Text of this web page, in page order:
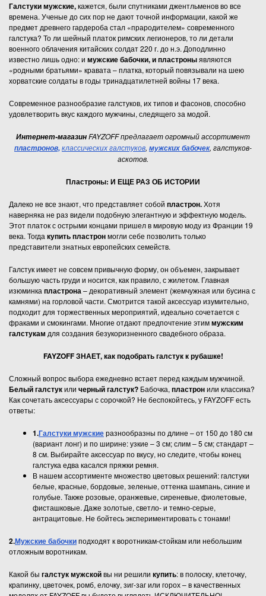
Галстуки мужские,кажется, были спутниками джентльменов во все
времена. Ученые до сих пор не дают точной информации, какой же
предмет древнего гардероба стал «прародителем» современного
галстука? То ли шейный платок римских легионеров, то ли детали
военного облачения китайских солдат 220 г. до н.э. Доподлинно
известно лишь одно: и мужские бабочки, и пластроныявляются
«родными братьями» кравата – платка, который повязывали на шею
хорватские солдаты в годы тринадцатилетней войны 17 века.
Современное разнообразие галстуков, их типов и фасонов, способно
удовлетворить вкус каждого мужчины, следящего за модой.
Интернет-магазинFAYZOFF предлагает огромный ассортимент
пластронов,классических галстуков, мужских бабочек, галстуков-
аскотов.
Пластроны: И ЕЩЕ РАЗ ОБ ИСТОРИИ
Далеко не все знают, что представляет собой пластрон.Хотя
наверняка не раз видели подобную элегантную и эффектную модель.
Этот платок с острыми концами пришел в мировую моду из Франции 19
века. Тогда купить пластронмогли себе позволить только
представители знатных европейских семейств.
Галстук имеет не совсем привычную форму, он объемен, закрывает
большую часть груди и носится, как правило, с жилетом. Главная
изюминка пластрона– декоративный элемент (жемчужная или бусина с
камнями) на горловой части. Смотрится такой аксессуар изумительно,
подходит для торжественных мероприятий, идеально сочетается с
фраками и смокингами. Многие отдают предпочтение этиммужским
галстукам для создания безукоризненного свадебного образа.
FAYZOFF ЗНАЕТ, как подобрать галстук к рубашке!
Сложный вопрос выбора ежедневно встает перед каждым мужчиной.
Белый галстукили черный галстук? Бабочка, пластронили классика?
Как сочетать аксессуары с сорочкой? Не беспокойтесь, у FAYZOFF есть
ответы:
1.Галстуки мужскиеразнообразны по длине – от 150 до 180 см
(вариант лонг) и по ширине: узкие – 3 см; слим – 5 см; стандарт –
8 см. Выбирайте аксессуар по вкусу, но следите, чтобы конец
галстука едва касался пряжки ремня.
В нашем ассортименте множество цветовых решений: галстуки
белые, красные, бордовые, зеленые, оттенка шампань, синие и
голубые. Также розовые, оранжевые, сиреневые, фиолетовые,
фисташковые. Даже золотые, светло- и темно-серые,
антрацитовые. Не бойтесь экспериментировать с тонами!
2.Мужские бабочкиподходят к воротникам-стойкам или небольшим
отложным воротникам.
Какой бы галстук мужскойвы ни решили купить: в полоску, клеточку,
крапинку, цветочек, ромб, елочку, зиг-заг или горох – в качественных